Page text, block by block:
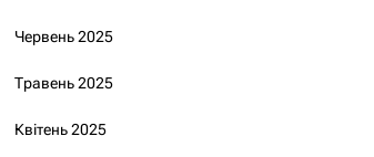
Червень 2025
Травень 2025
Квітень 2025